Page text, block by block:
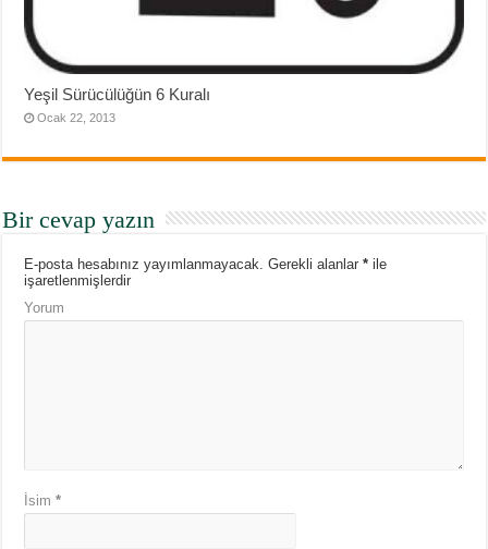
Yeşil Sürücülüğün 6 Kuralı
Ocak 22, 2013
Bir cevap yazın
E-posta hesabınız yayımlanmayacak. Gerekli alanlar* ile
işaretlenmişlerdir
Yorum
İsim*